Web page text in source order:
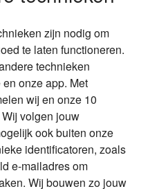
Schenken
Over Financial Focus
Specialisten
Financial Focus
magazine
The Exit Years
Contact
zijn nodig om
te laten functioneren.
technieken
onze app. Met
wij en onze 10
volgen jouw
ook buiten onze
identificatoren, zoals
e-mailadres om
Wij bouwen zo jouw